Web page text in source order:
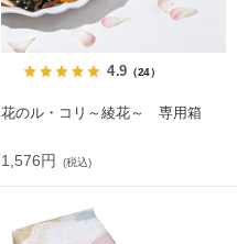
4.9 （24）
花のル・コリ～綾花～ 専用箱
1,576円 (税込)